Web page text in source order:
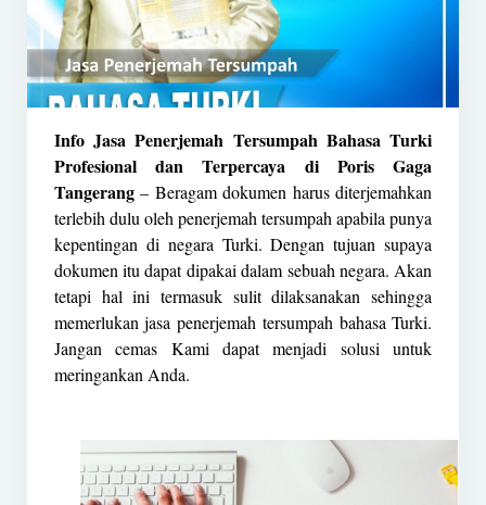
Info Jasa Penerjemah Tersumpah Bahasa Turki
Profesional dan Terpercaya di Poris Gaga
Tangerang– Beragam dokumen harus diterjemahkan
terlebih dulu oleh penerjemah tersumpah apabila punya
kepentingan di negara Turki. Dengan tujuan supaya
dokumen itu dapat dipakai dalam sebuah negara. Akan
tetapi hal ini termasuk sulit dilaksanakan sehingga
memerlukan jasa penerjemah tersumpah bahasa Turki.
Jangan cemas Kami dapat menjadi solusi untuk
meringankan Anda.